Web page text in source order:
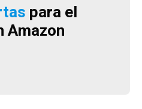
para el
Amazon